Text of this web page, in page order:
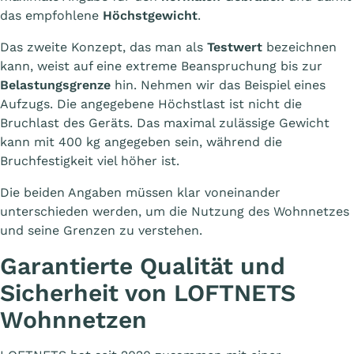
das empfohlene Höchstgewicht.
Das zweite Konzept, das man als Testwert bezeichnen
kann, weist auf eine extreme Beanspruchung bis zur
Belastungsgrenze hin. Nehmen wir das Beispiel eines
Aufzugs. Die angegebene Höchstlast ist nicht die
Bruchlast des Geräts. Das maximal zulässige Gewicht
kann mit 400 kg angegeben sein, während die
Bruchfestigkeit viel höher ist.
Die beiden Angaben müssen klar voneinander
unterschieden werden, um die Nutzung des Wohnnetzes
und seine Grenzen zu verstehen.
Garantierte Qualität und
Sicherheit von LOFTNETS
Wohnnetzen